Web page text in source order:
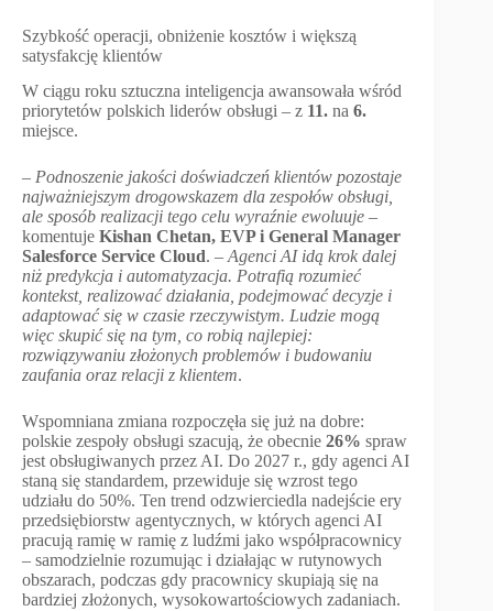
Szybkość operacji, obniżenie kosztów i większą
satysfakcję klientów
W ciągu roku sztuczna inteligencja awansowała wśród
priorytetów polskich liderów obsługi – z 11. na 6.
miejsce.
– Podnoszenie jakości doświadczeń klientów pozostaje
najważniejszym drogowskazem dla zespołów obsługi,
ale sposób realizacji tego celu wyraźnie ewoluuje –
komentuje Kishan Chetan, EVP i General Manager
Salesforce Service Cloud. – Agenci AI idą krok dalej
niż predykcja i automatyzacja. Potrafią rozumieć
kontekst, realizować działania, podejmować decyzje i
adaptować się w czasie rzeczywistym. Ludzie mogą
więc skupić się na tym, co robią najlepiej:
rozwiązywaniu złożonych problemów i budowaniu
zaufania oraz relacji z klientem.
Wspomniana zmiana rozpoczęła się już na dobre:
polskie zespoły obsługi szacują, że obecnie 26% spraw
jest obsługiwanych przez AI. Do 2027 r., gdy agenci AI
staną się standardem, przewiduje się wzrost tego
udziału do 50%. Ten trend odzwierciedla nadejście ery
przedsiębiorstw agentycznych, w których agenci AI
pracują ramię w ramię z ludźmi jako współpracownicy
– samodzielnie rozumując i działając w rutynowych
obszarach, podczas gdy pracownicy skupiają się na
bardziej złożonych, wysokowartościowych zadaniach.